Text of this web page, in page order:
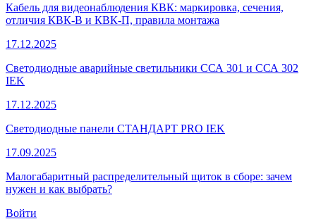
Кабель для видеонаблюдения КВК: маркировка, сечения,
отличия КВК-В и КВК-П, правила монтажа
17.12.2025
Светодиодные аварийные светильники ССА 301 и ССА 302
IEK
17.12.2025
Светодиодные панели СТАНДАРТ PRO IEK
17.09.2025
Малогабаритный распределительный щиток в сборе: зачем
нужен и как выбрать?
Войти